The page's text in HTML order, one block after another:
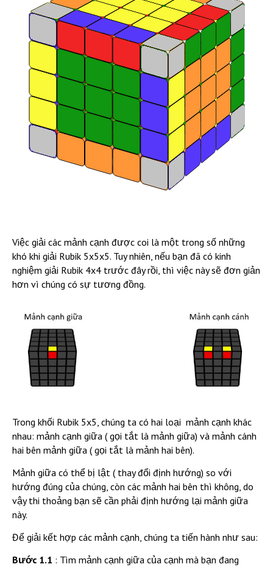
Việc giải các mảnh cạnh được coi là một trong số những
khó khi giải Rubik 5x5x5. Tuy nhiên, nếu bạn đã có kinh
nghiệm giải Rubik 4x4 trước đây rồi, thì việc này sẽ đơn giản
hơn vì chúng có sự tương đồng.
Trong khối Rubik 5x5, chúng ta có hai loại mảnh cạnh khác
nhau: mảnh cạnh giữa ( gọi tắt là mảnh giữa) và mảnh cánh
hai bên mảnh giữa ( gọi tắt là mảnh hai bên).
Mảnh giữa có thể bị lật ( thay đổi định hướng) so với
hướng đúng của chúng, còn các mảnh hai bên thì không, do
vậy thi thoảng bạn sẽ cần phải định hướng lại mảnh giữa
này.
Để giải kết hợp các mảnh cạnh, chúng ta tiến hành như sau:
Bước 1.1 : Tìm mảnh cạnh giữa của cạnh mà bạn đang